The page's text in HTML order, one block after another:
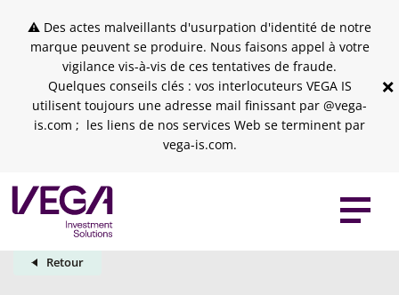
⚠ Des actes malveillants d'usurpation d'identité de notre
marque peuvent se produire. Nous faisons appel à votre
vigilance vis-à-vis de ces tentatives de fraude.
Quelques conseils clés : vos interlocuteurs VEGA IS
utilisent toujours une adresse mail finissant par @vega-
is.com ; les liens de nos services Web se terminent par
vega-is.com.
×
Retour